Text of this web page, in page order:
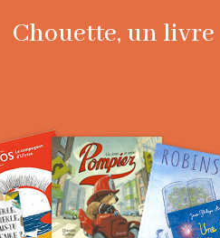
Chouette, un livre